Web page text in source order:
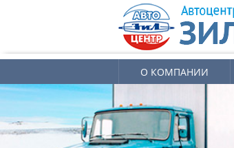
О КОМПАНИИ